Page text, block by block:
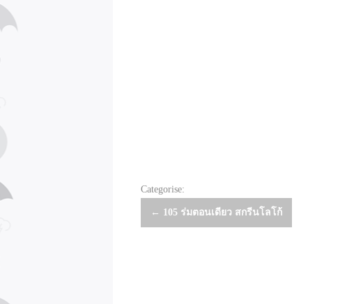
Categorise:
Post
← 105 ร่มตอนเดียว สกรีนโลโก้